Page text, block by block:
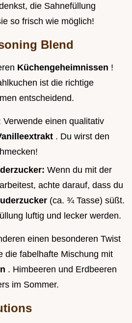
die Sahnefüllung
so frisch wie möglich!
Blend
Küchengeheimnissen !
ist die richtige
entscheidend.
Verwende einen qualitativ
. Du wirst den
Wenn du mit der
arbeitest, achte darauf, dass du
(ca. ¾ Tasse) süßt.
luftig und lecker werden.
einen besonderen Twist
die fabelhafte Mischung mit
. Himbeeren und Erdbeeren
im Sommer.